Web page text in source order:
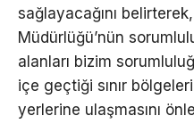
sağlayacağını
Müdürlüğü’nün
alanları bizim
içe geçtiği sınır
yerlerine ulaşmasını